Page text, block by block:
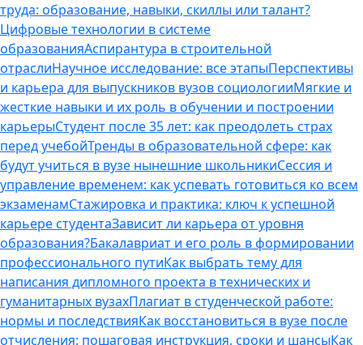
труда: образование, навыки, скиллы или талант?
Цифровые технологии в системе
образованияАспирантура в строительной
отраслиНаучное исследование: все этапыПерспективы
и карьера для выпускников вузов социологииМягкие и
жесткие навыки и их роль в обучении и построении
карьерыСтудент после 35 лет: как преодолеть страх
перед учебойТренды в образовательной сфере: как
будут учиться в вузе нынешние школьникиСессия и
управление временем: как успевать готовиться ко всем
экзаменамСтажировка и практика: ключ к успешной
карьере студентаЗависит ли карьера от уровня
образования?Бакалавриат и его роль в формировании
профессионального путиКак выбрать тему для
написания дипломного проекта в технических и
гуманитарных вузахПлагиат в студенческой работе:
нормы и последствияКак восстановиться в вузе после
отчисления: пошаговая инструкция, сроки и шансыКак